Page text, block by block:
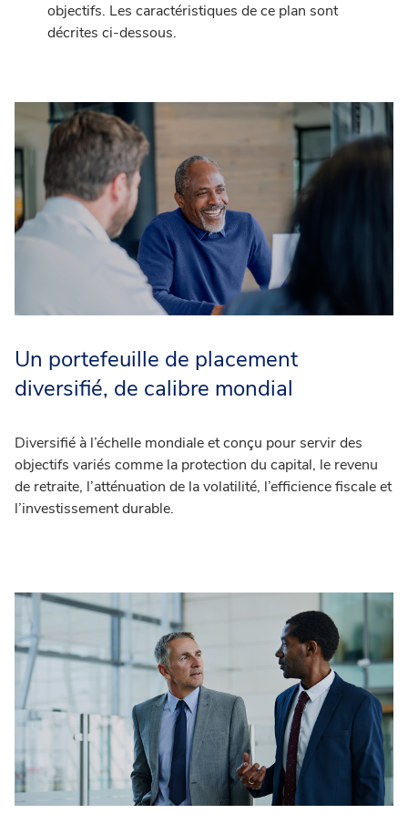
objectifs. Les caractéristiques de ce plan sont
décrites ci-dessous.
Un portefeuille de placement
diversifié, de calibre mondial
Diversifié à l’échelle mondiale et conçu pour servir des
objectifs variés comme la protection du capital, le revenu
de retraite, l’atténuation de la volatilité, l’efficience fiscale et
l’investissement durable.